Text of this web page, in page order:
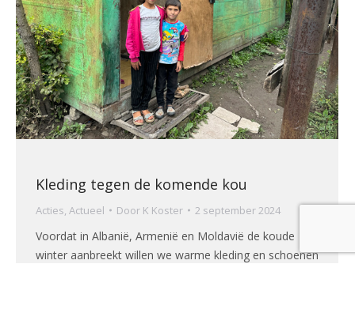
Kleding tegen de komende kou
Acties, Actueel Door K Koster 2 september 2024
Voordat in Albanië, Armenië en Moldavië de koude
winter aanbreekt willen we warme kleding en schoenen